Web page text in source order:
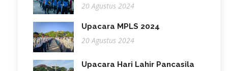
20 Agustus 2024
Upacara MPLS 2024
20 Agustus 2024
Upacara Hari Lahir Pancasila